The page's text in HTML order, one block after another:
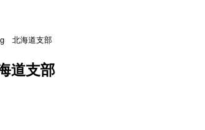
北海道支部
道支部